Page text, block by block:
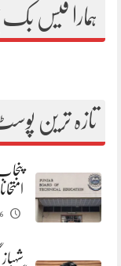
ہمارا فیس بک
تازہ ترین
امتحانات 2026 کے